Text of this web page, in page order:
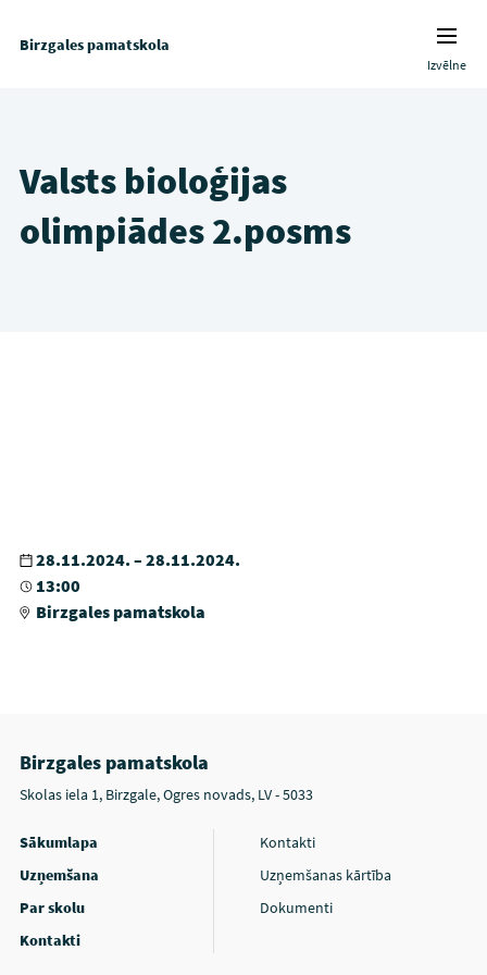
Birzgales pamatskola
Izvēlne
Valsts bioloģijas
olimpiādes 2.posms
28.11.2024. – 28.11.2024.
13:00
Birzgales pamatskola
Birzgales pamatskola
Skolas iela 1, Birzgale, Ogres novads, LV - 5033
Sākumlapa
Uzņemšana
Par skolu
Kontakti
Kontakti
Uzņemšanas kārtība
Dokumenti